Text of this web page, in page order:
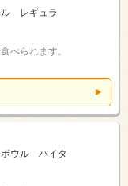
レギュラ
べられます。
ウル ハイタ